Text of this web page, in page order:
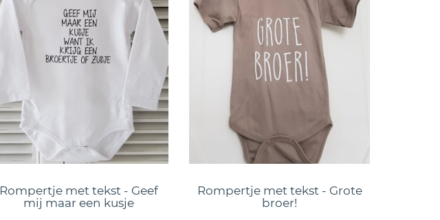
Rompertje met tekst - Geef
mij maar een kusje
Rompertje met tekst - Grote
broer!